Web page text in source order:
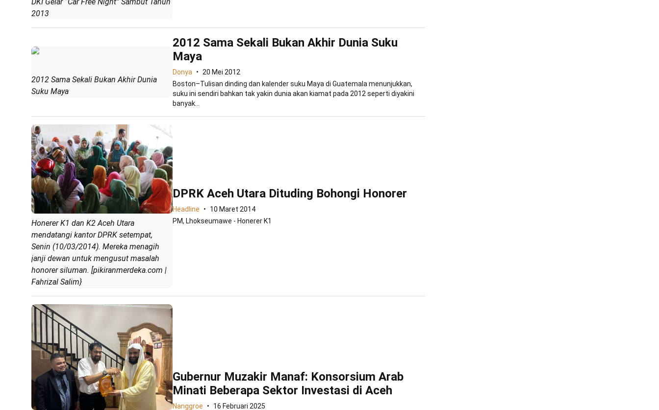
2013
2012 Sama Sekali Bukan Akhir Dunia
Suku Maya
2012 Sama Sekali Bukan Akhir Dunia Suku
Maya
Donya
20 Mei 2012
Boston–Tulisan dinding dan kalender suku Maya di Guatemala menunjukkan,
suku ini sendiri bahkan tak yakin dunia akan kiamat pada 2012 seperti diyakini
banyak...
Honerer K1 dan K2 Aceh Utara
mendatangi kantor DPRK setempat,
Senin (10/03/2014). Mereka menagih
janji dewan untuk mengusut masalah
honorer siluman. [pikiranmerdeka.com |
Fahrizal Salim}
DPRK Aceh Utara Dituding Bohongi Honorer
Headline
10 Maret 2014
PM, Lhokseumawe - Honerer K1
Gubernur Muzakir Manaf: Konsorsium Arab
Minati Beberapa Sektor Investasi di Aceh
Nanggroe 16 Februari 2025